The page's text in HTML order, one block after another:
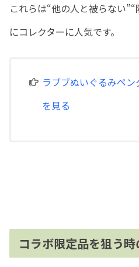
これらは“他の人と被らない
にコレクターに人気です。
ラブブぬいぐるみペ
を見る
コラボ限定品を狙う時